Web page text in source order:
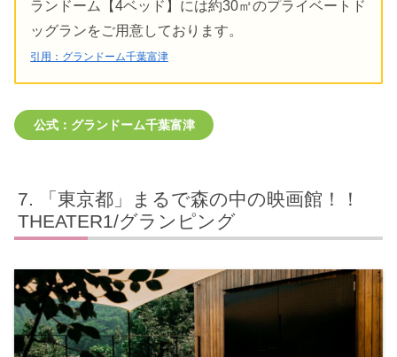
ランドーム【4ベッド】には約30㎡のプライベートド
ッグランをご用意しております。
引用：グランドーム千葉富津
公式：グランドーム千葉富津
「東京都」まるで森の中の映画館！！
THEATER1/グランピング